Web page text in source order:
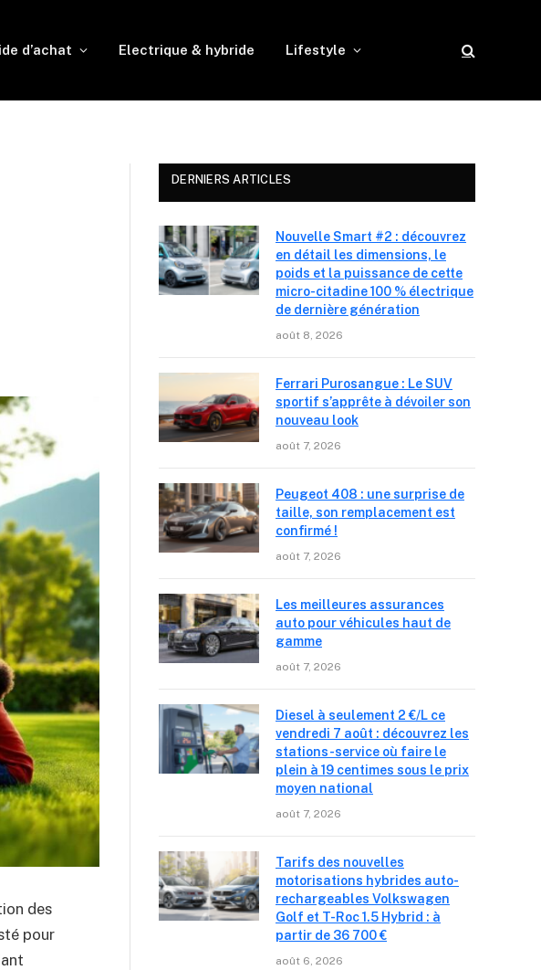
d’achat Electrique & hybride Lifestyle
des
pour
DERNIERS ARTICLES
Nouvelle Smart #2 : découvrez
en détail les dimensions, le
poids et la puissance de cette
micro-citadine 100 % électrique
de dernière génération
août 8, 2026
Ferrari Purosangue : Le SUV
sportif s’apprête à dévoiler son
nouveau look
août 7, 2026
Peugeot 408 : une surprise de
taille, son remplacement est
confirmé !
août 7, 2026
Les meilleures assurances
auto pour véhicules haut de
gamme
août 7, 2026
Diesel à seulement 2 €/L ce
vendredi 7 août : découvrez les
stations-service où faire le
plein à 19 centimes sous le prix
moyen national
août 7, 2026
Tarifs des nouvelles
motorisations hybrides auto-
rechargeables Volkswagen
Golf et T-Roc 1.5 Hybrid : à
partir de 36 700 €
août 6, 2026